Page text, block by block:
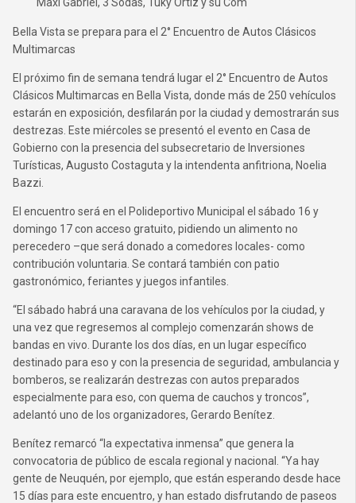
Bella Vista se prepara para el 2° Encuentro de Autos Clásicos
Multimarcas
El próximo fin de semana tendrá lugar el 2° Encuentro de Autos
Clásicos Multimarcas en Bella Vista, donde más de 250 vehículos
estarán en exposición, desfilarán por la ciudad y demostrarán sus
destrezas. Este miércoles se presentó el evento en Casa de
Gobierno con la presencia del subsecretario de Inversiones
Turísticas, Augusto Costaguta y la intendenta anfitriona, Noelia
Bazzi.
El encuentro será en el Polideportivo Municipal el sábado 16 y
domingo 17 con acceso gratuito, pidiendo un alimento no
perecedero –que será donado a comedores locales- como
contribución voluntaria. Se contará también con patio
gastronómico, feriantes y juegos infantiles.
“El sábado habrá una caravana de los vehículos por la ciudad, y
una vez que regresemos al complejo comenzarán shows de
bandas en vivo. Durante los dos días, en un lugar específico
destinado para eso y con la presencia de seguridad, ambulancia y
bomberos, se realizarán destrezas con autos preparados
especialmente para eso, con quema de cauchos y troncos”,
adelantó uno de los organizadores, Gerardo Benítez.
Benítez remarcó “la expectativa inmensa” que genera la
convocatoria de público de escala regional y nacional. “Ya hay
gente de Neuquén, por ejemplo, que están esperando desde hace
15 días para este encuentro, y han estado disfrutando de paseos